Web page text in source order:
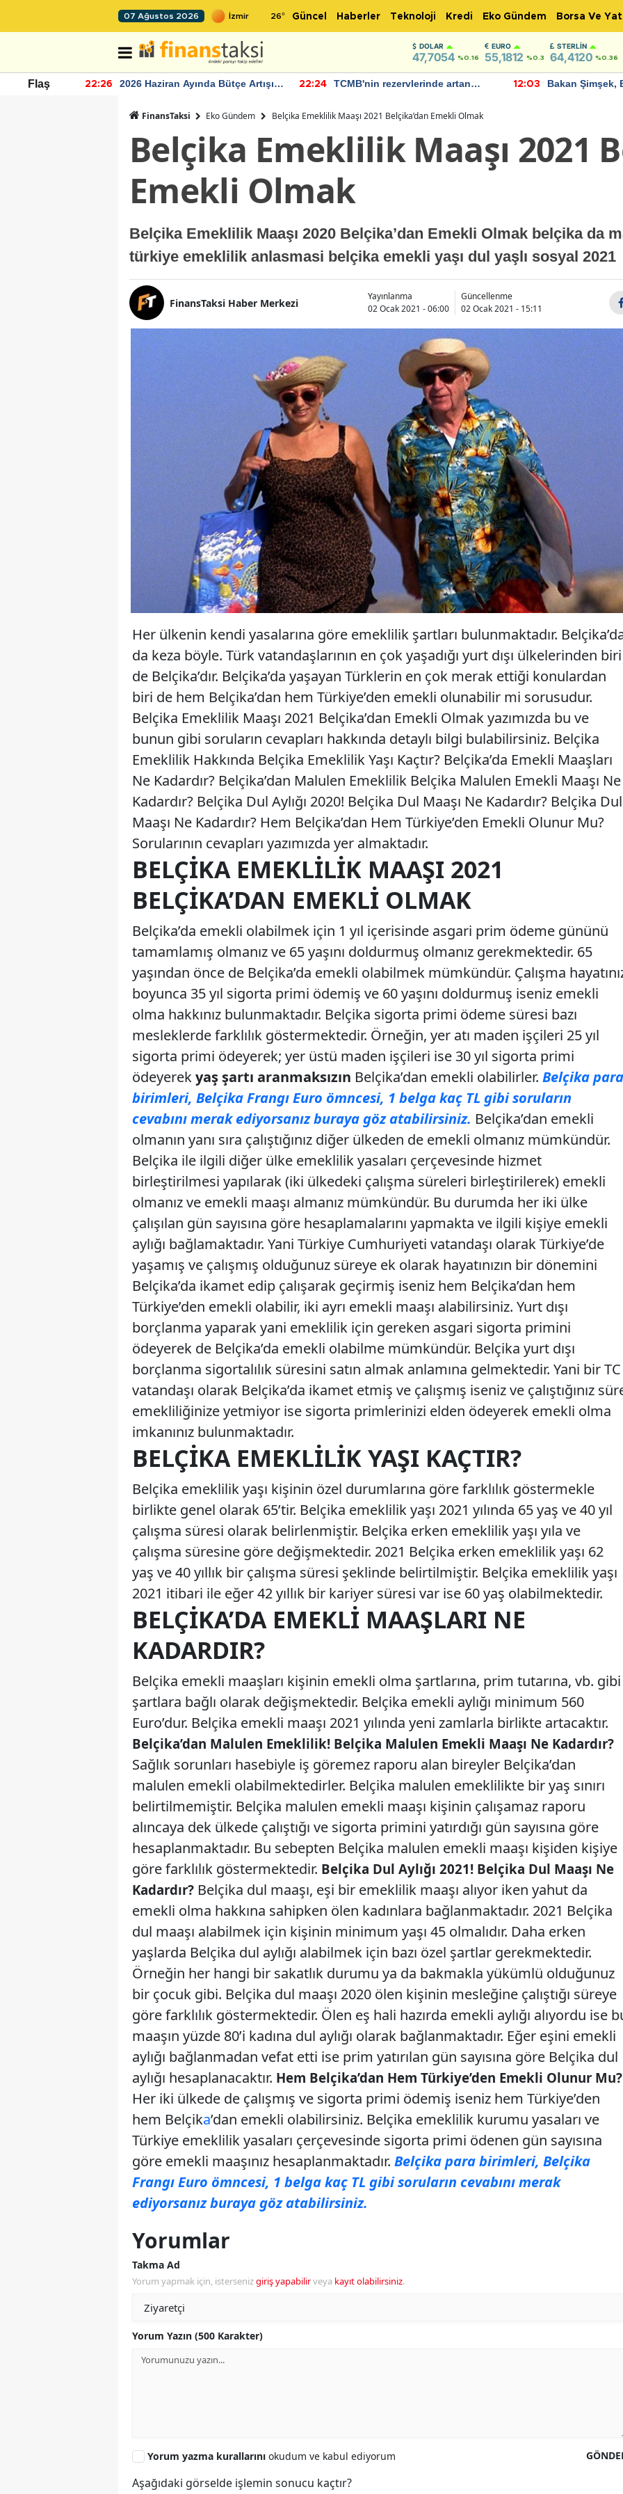
07 Ağustos 2026 26° Güncel Haberler Teknoloji Kredi Eko Gündem Borsa Ve
DOLAR
47,7054 %0.16
EURO
55,1812 %0.3
STERLIN
64,4120 %0.36
Flaş 22:26
2026 Haziran Ayında Bütçe Artışı
22:24
TCMB'nin rezervlerinde artan
12:03
Bakan Şimşek,
FinansTaksi Eko Gündem Belçika Emeklilik Maaşı 2021 Belçika’dan Emekli Olmak
Belçika Emeklilik Maaşı 2021
Emekli Olmak
Belçika Emeklilik Maaşı 2020 Belçika’dan Emekli Olmak belçika da
türkiye emeklilik anlasmasi belçika emekli yaşı dul yaşlı sosyal 2021
FinansTaksi Haber Merkezi
Yayınlanma
02 Ocak 2021 - 06:00
Güncellenme
02 Ocak 2021 - 15:11
Her ülkenin kendi yasalarına göre emeklilik şartları bulunmaktadır.
da keza böyle. Türk vatandaşlarının en çok yaşadığı yurt dışı ülkelerinden biri
de Belçika’dır. Belçika’da yaşayan Türklerin en çok merak ettiği konulardan
biri de hem Belçika’dan hem Türkiye’den emekli olunabilir mi sorusudur.
Belçika Emeklilik Maaşı 2021 Belçika’dan Emekli Olmak yazımızda bu ve
bunun gibi soruların cevapları hakkında detaylı bilgi bulabilirsiniz. Belçika
Emeklilik Hakkında Belçika Emeklilik Yaşı Kaçtır? Belçika’da Emekli Maaşları
Ne Kadardır? Belçika’dan Malulen Emeklilik Belçika Malulen Emekli Maaşı Ne
Kadardır? Belçika Dul Aylığı 2020! Belçika Dul Maaşı Ne Kadardır? Belçika Dul
Maaşı Ne Kadardır? Hem Belçika’dan Hem Türkiye’den Emekli Olunur Mu?
Sorularının cevapları yazımızda yer almaktadır.
BELÇIKA EMEKLILIK MAAŞI 2021
BELÇIKA’DAN EMEKLI OLMAK
Belçika’da emekli olabilmek için 1 yıl içerisinde asgari prim ödeme gününü
tamamlamış olmanız ve 65 yaşını doldurmuş olmanız gerekmektedir. 65
yaşından önce de Belçika’da emekli olabilmek mümkündür. Çalışma
boyunca 35 yıl sigorta primi ödemiş ve 60 yaşını doldurmuş iseniz emekli
olma hakkınız bulunmaktadır. Belçika sigorta primi ödeme süresi bazı
mesleklerde farklılık göstermektedir. Örneğin, yer atı maden işçileri 25 yıl
sigorta primi ödeyerek; yer üstü maden işçileri ise 30 yıl sigorta primi
ödeyerekyaş şartı aranmaksızın Belçika’dan emekli olabilirler. Belçika para
birimleri, Belçika Frangı Euro ömncesi, 1 belga kaç TL gibi soruların
cevabını merak ediyorsanız buraya göz atabilirsiniz. Belçika’dan emekli
olmanın yanı sıra çalıştığınız diğer ülkeden de emekli olmanız mümkündür.
Belçika ile ilgili diğer ülke emeklilik yasaları çerçevesinde hizmet
birleştirilmesi yapılarak (iki ülkedeki çalışma süreleri birleştirilerek) emekli
olmanız ve emekli maaşı almanız mümkündür. Bu durumda her iki ülke
çalışılan gün sayısına göre hesaplamalarını yapmakta ve ilgili kişiye emekli
aylığı bağlamaktadır. Yani Türkiye Cumhuriyeti vatandaşı olarak Türkiye’de
yaşamış ve çalışmış olduğunuz süreye ek olarak hayatınızın bir dönemini
Belçika’da ikamet edip çalışarak geçirmiş iseniz hem Belçika’dan hem
Türkiye’den emekli olabilir, iki ayrı emekli maaşı alabilirsiniz. Yurt dışı
borçlanma yaparak yani emeklilik için gereken asgari sigorta primini
ödeyerek de Belçika’da emekli olabilme mümkündür. Belçika yurt dışı
borçlanma sigortalılık süresini satın almak anlamına gelmektedir. Yani bir TC
vatandaşı olarak Belçika’da ikamet etmiş ve çalışmış iseniz ve çalıştığınız
emekliliğinize yetmiyor ise sigorta primlerinizi elden ödeyerek emekli olma
imkanınız bulunmaktadır.
BELÇIKA EMEKLILIK YAŞI KAÇTIR?
Belçika emeklilik yaşı kişinin özel durumlarına göre farklılık göstermekle
birlikte genel olarak 65’tir. Belçika emeklilik yaşı 2021 yılında 65 yaş ve 40 yıl
çalışma süresi olarak belirlenmiştir. Belçika erken emeklilik yaşı yıla ve
çalışma süresine göre değişmektedir. 2021 Belçika erken emeklilik yaşı 62
yaş ve 40 yıllık bir çalışma süresi şeklinde belirtilmiştir. Belçika emeklilik yaşı
2021 itibari ile eğer 42 yıllık bir kariyer süresi var ise 60 yaş olabilmektedir.
BELÇIKA’DA EMEKLI MAAŞLARI NE
KADARDIR?
Belçika emekli maaşları kişinin emekli olma şartlarına, prim tutarına, vb. gibi
şartlara bağlı olarak değişmektedir. Belçika emekli aylığı minimum 560
Euro’dur. Belçika emekli maaşı 2021 yılında yeni zamlarla birlikte artacaktır.
Belçika’dan Malulen Emeklilik! Belçika Malulen Emekli Maaşı Ne Kadardır?
Sağlık sorunları hasebiyle iş göremez raporu alan bireyler Belçika’dan
malulen emekli olabilmektedirler. Belçika malulen emeklilikte bir yaş sınırı
belirtilmemiştir. Belçika malulen emekli maaşı kişinin çalışamaz raporu
alıncaya dek ülkede çalıştığı ve sigorta primini yatırdığı gün sayısına göre
hesaplanmaktadır. Bu sebepten Belçika malulen emekli maaşı kişiden kişiye
göre farklılık göstermektedir. Belçika Dul Aylığı 2021! Belçika Dul Maaşı Ne
Kadardır? Belçika dul maaşı, eşi bir emeklilik maaşı alıyor iken yahut da
emekli olma hakkına sahipken ölen kadınlara bağlanmaktadır. 2021 Belçika
dul maaşı alabilmek için kişinin minimum yaşı 45 olmalıdır. Daha erken
yaşlarda Belçika dul aylığı alabilmek için bazı özel şartlar gerekmektedir.
Örneğin her hangi bir sakatlık durumu ya da bakmakla yükümlü olduğunuz
bir çocuk gibi. Belçika dul maaşı 2020 ölen kişinin mesleğine çalıştığı süreye
göre farklılık göstermektedir. Ölen eş hali hazırda emekli aylığı alıyordu ise
maaşın yüzde 80’i kadına dul aylığı olarak bağlanmaktadır. Eğer eşini emekli
aylığı bağlanmadan vefat etti ise prim yatırılan gün sayısına göre Belçika dul
aylığı hesaplanacaktır. Hem Belçika’dan Hem Türkiye’den Emekli Olunur Mu?
Her iki ülkede de çalışmış ve sigorta primi ödemiş iseniz hem Türkiye’den
hem Belçika’dan emekli olabilirsiniz. Belçika emeklilik kurumu yasaları ve
Türkiye emeklilik yasaları çerçevesinde sigorta primi ödenen gün sayısına
göre emekli maaşınız hesaplanmaktadır. Belçika para birimleri, Belçika
Frangı Euro ömncesi, 1 belga kaç TL gibi soruların cevabını merak
ediyorsanız buraya göz atabilirsiniz.
Yorumlar
Takma Ad
Yorum yapmak için, istersenizgiriş yapabilirveya kayıt olabilirsiniz.
Yorum Yazın (500 Karakter)
Yorum yazma kurallarını okudum ve kabul ediyorum
Aşağıdaki görselde işlemin sonucu kaçtır?